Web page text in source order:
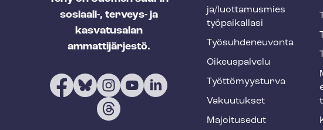
sosiaali-, terveys- ja
kasvatusalan
ammattijärjestö.
h
y
f
o
o
t
e
ja/luottamusmies
työpaikallasi
Työ­suh­de­neu­von­ta
Oikeuspalvelu
Työt­tö­myys­tur­va
Vakuutukset
Majoitusedut